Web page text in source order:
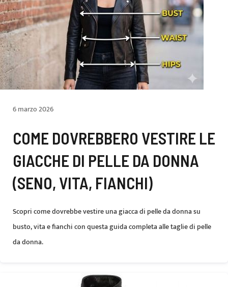
6 marzo 2026
COME DOVREBBERO VESTIRE LE
GIACCHE DI PELLE DA DONNA
(SENO, VITA, FIANCHI)
Scopri come dovrebbe vestire una giacca di pelle da donna su
busto, vita e fianchi con questa guida completa alle taglie di pelle
da donna.